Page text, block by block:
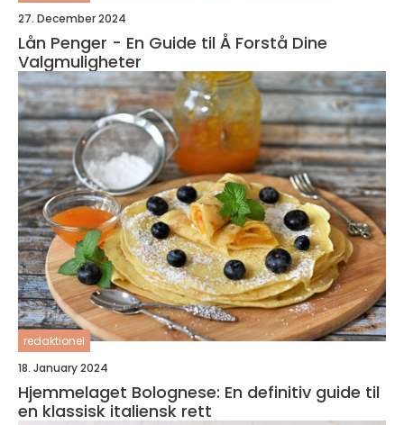
27. December 2024
Lån Penger - En Guide til Å Forstå Dine
Valgmuligheter
redaktionel
18. January 2024
Hjemmelaget Bolognese: En definitiv guide til
en klassisk italiensk rett